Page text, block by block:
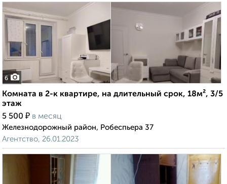
6
Комната в 2-к квартире, на длительный срок, 18м², 3/5
этаж
5 500 ₽ в месяц
Железнодорожный район, Робеспьера 37
Агентство, 26.01.2023